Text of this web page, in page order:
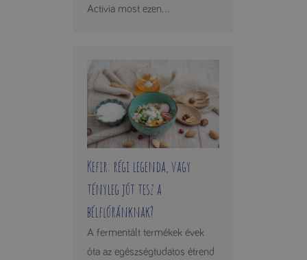
Activia most ezen...
Kefir: régi legenda, vagy
tényleg jót tesz a
bélflóránknak?
A fermentált termékek évek
óta az egészségtudatos étrend